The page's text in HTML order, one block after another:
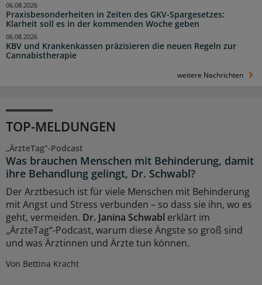
Praxisbesonderheiten in Zeiten des GKV-Spargesetzes:
Klarheit soll es in der kommenden Woche geben
06.08.2026
KBV und Krankenkassen präzisieren die neuen Regeln zur
Cannabistherapie
06.08.2026
weitere Nachrichten
TOP-MELDUNGEN
„ÄrzteTag“-Podcast
Was brauchen Menschen mit Behinderung, damit
ihre Behandlung gelingt, Dr. Schwabl?
Der Arztbesuch ist für viele Menschen mit Behinderung
mit Angst und Stress verbunden – so dass sie ihn, wo es
geht, vermeiden. Dr. Janina Schwabl erklärt im
„ÄrzteTag“-Podcast, warum diese Ängste so groß sind
und was Ärztinnen und Ärzte tun können.
Von Bettina Kracht